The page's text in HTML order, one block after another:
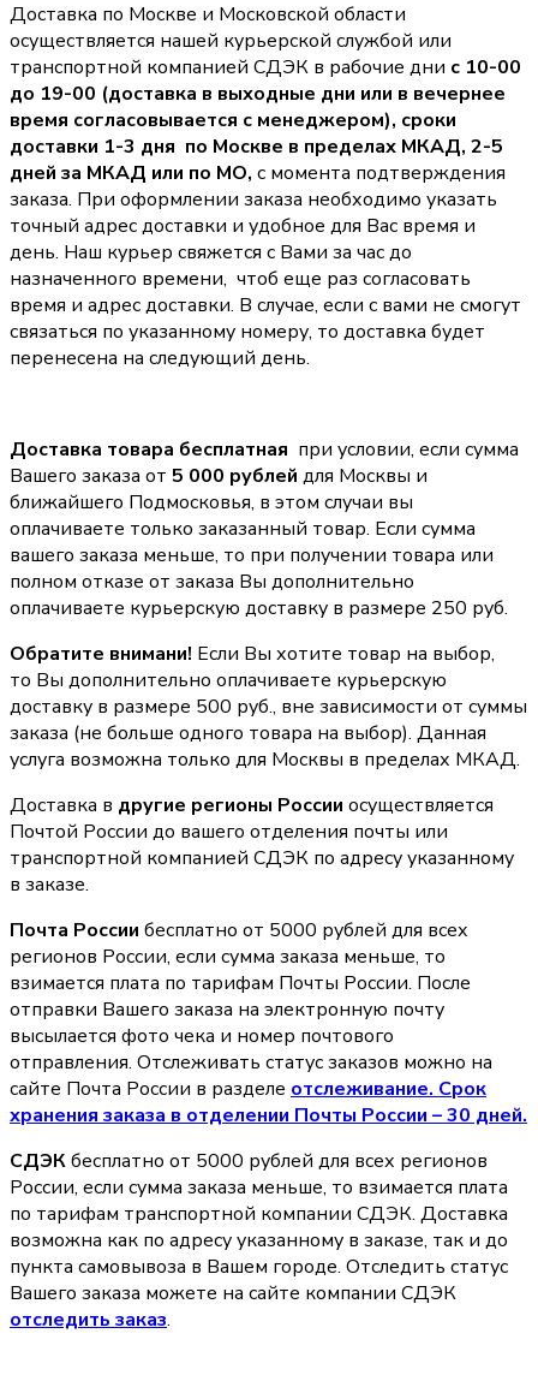
Доставка по Москве и Московской области
осуществляется нашей курьерской службой или
транспортной компанией СДЭК в рабочие дни с 10-00
до 19-00 (доставка в выходные дни или в вечернее
время согласовывается с менеджером), сроки
доставки 1-3 дня по Москве в пределах МКАД, 2-5
дней за МКАД или по МО, с момента подтверждения
заказа. При оформлении заказа необходимо указать
точный адрес доставки и удобное для Вас время и
день. Наш курьер свяжется с Вами за час до
назначенного времени, чтоб еще раз согласовать
время и адрес доставки. В случае, если с вами не смогут
связаться по указанному номеру, то доставка будет
перенесена на следующий день.
Доставка товара бесплатная при условии, если сумма
Вашего заказа от 5 000 рублей для Москвы и
ближайшего Подмосковья, в этом случаи вы
оплачиваете только заказанный товар. Если сумма
вашего заказа меньше, то при получении товара или
полном отказе от заказа Вы дополнительно
оплачиваете курьерскую доставку в размере 250 руб.
Обратите внимани! Если Вы хотите товар на выбор,
то Вы дополнительно оплачиваете курьерскую
доставку в размере 500 руб., вне зависимости от суммы
заказа (не больше одного товара на выбор). Данная
услуга возможна только для Москвы в пределах МКАД.
Доставка в другие регионы России осуществляется
Почтой России до вашего отделения почты или
транспортной компанией СДЭК по адресу указанному
в заказе.
Почта России бесплатно от 5000 рублей для всех
регионов России, если сумма заказа меньше, то
взимается плата по тарифам Почты России. После
отправки Вашего заказа на электронную почту
высылается фото чека и номер почтового
отправления. Отслеживать статус заказов можно на
сайте Почта России в разделе oтслеживание. Срок
хранения заказа в отделении Почты России – 30 дней.
СДЭКбесплатно от 5000 рублей для всех регионов
России, если сумма заказа меньше, то взимается плата
по тарифам транспортной компании СДЭК. Доставка
возможна как по адресу указанному в заказе, так и до
пункта самовывоза в Вашем городе. Отследить статус
Вашего заказа можете на сайте компании СДЭК
отследить заказ.